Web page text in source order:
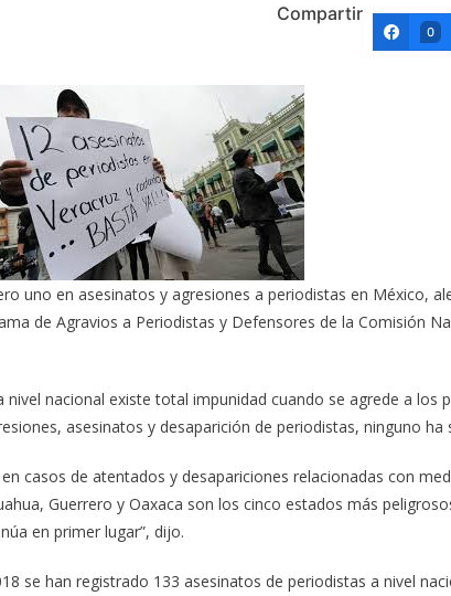
Compartir
0
uno en asesinatos y agresiones a periodistas en México,
de Agravios a Periodistas y Defensores de la Comisión
nacional existe total impunidad cuando se agrede a los
asesinatos y desaparición de periodistas, ninguno ha
casos de atentados y desapariciones relacionadas con
Guerrero y Oaxaca son los cinco estados más
en primer lugar”, dijo.
se han registrado 133 asesinatos de periodistas a nivel